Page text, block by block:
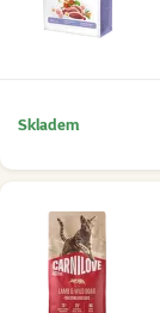
Skladem